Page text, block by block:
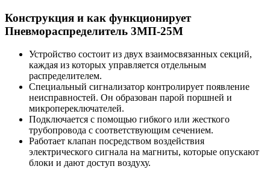
Конструкция и как функционирует
Пневмораспределитель 3МП-25М
Устройство состоит из двух взаимосвязанных секций,
каждая из которых управляется отдельным
распределителем.
Специальный сигнализатор контролирует появление
неисправностей. Он образован парой поршней и
микропереключателей.
Подключается с помощью гибкого или жесткого
трубопровода с соответствующим сечением.
Работает клапан посредством воздействия
электрического сигнала на магниты, которые опускают
блоки и дают доступ воздуху.